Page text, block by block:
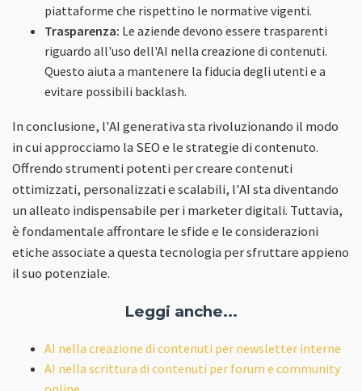
piattaforme che rispettino le normative vigenti.
Trasparenza: Le aziende devono essere trasparenti
riguardo all'uso dell'AI nella creazione di contenuti.
Questo aiuta a mantenere la fiducia degli utenti e a
evitare possibili backlash.
In conclusione, l'AI generativa sta rivoluzionando il modo
in cui approcciamo la SEO e le strategie di contenuto.
Offrendo strumenti potenti per creare contenuti
ottimizzati, personalizzati e scalabili, l'AI sta diventando
un alleato indispensabile per i marketer digitali. Tuttavia,
è fondamentale affrontare le sfide e le considerazioni
etiche associate a questa tecnologia per sfruttare appieno
il suo potenziale.
Leggi anche...
AI nella creazione di contenuti per newsletter interne
AI nella scrittura di contenuti per forum e community